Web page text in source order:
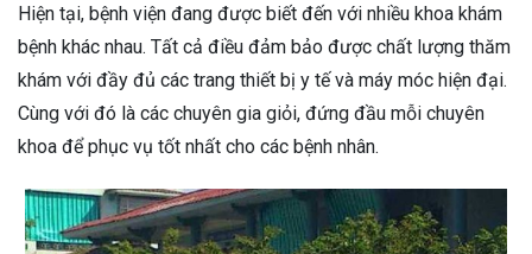
Hiện tại, bệnh viện đang được biết đến với nhiều khoa khám
bệnh khác nhau. Tất cả điều đảm bảo được chất lượng thăm
khám với đầy đủ các trang thiết bị y tế và máy móc hiện đại.
Cùng với đó là các chuyên gia giỏi, đứng đầu mỗi chuyên
khoa để phục vụ tốt nhất cho các bệnh nhân.